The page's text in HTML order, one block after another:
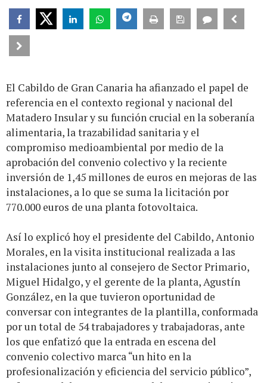
El Cabildo de Gran Canaria ha afianzado el papel de
referencia en el contexto regional y nacional del
Matadero Insular y su función crucial en la soberanía
alimentaria, la trazabilidad sanitaria y el
compromiso medioambiental por medio de la
aprobación del convenio colectivo y la reciente
inversión de 1,45 millones de euros en mejoras de las
instalaciones, a lo que se suma la licitación por
770.000 euros de una planta fotovoltaica.
Así lo explicó hoy el presidente del Cabildo, Antonio
Morales, en la visita institucional realizada a las
instalaciones junto al consejero de Sector Primario,
Miguel Hidalgo, y el gerente de la planta, Agustín
González, en la que tuvieron oportunidad de
conversar con integrantes de la plantilla, conformada
por un total de 54 trabajadores y trabajadoras, ante
los que enfatizó que la entrada en escena del
convenio colectivo marca “un hito en la
profesionalización y eficiencia del servicio público”,